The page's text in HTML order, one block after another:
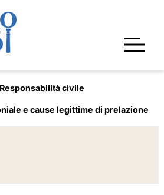
Responsabilità civile
e cause legittime di prelazione